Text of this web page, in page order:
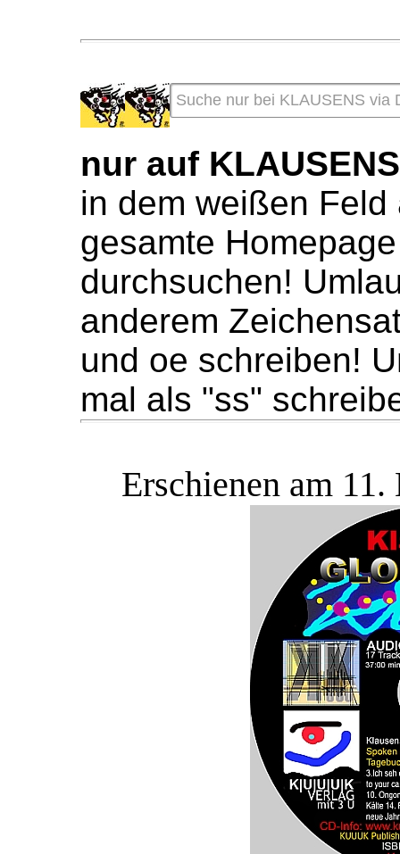
nur auf
in dem weißen
gesamte
durchsuchen!
anderem
und oe schreiben!
mal als "ss"
Erschienen am